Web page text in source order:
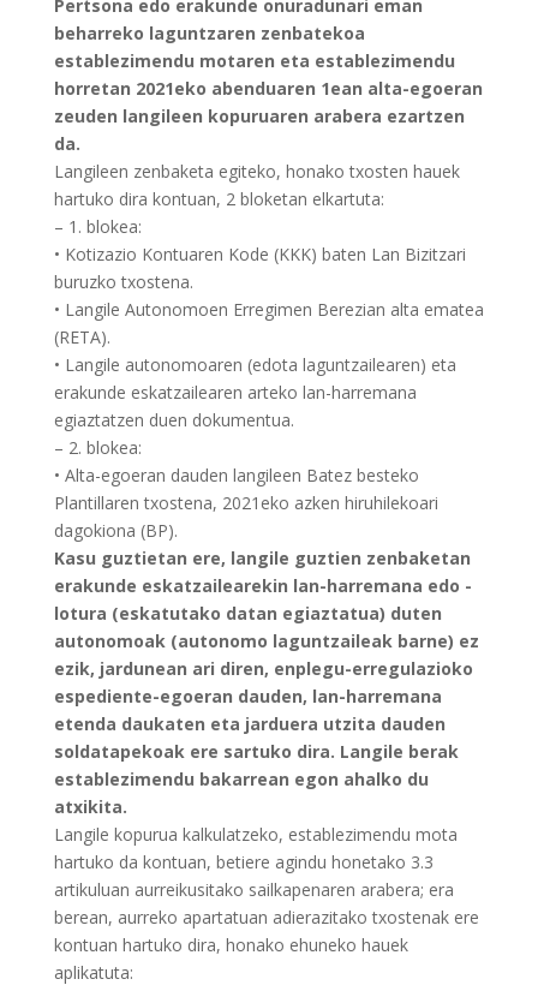
Pertsona edo erakunde onuradunari eman
beharreko laguntzaren zenbatekoa
establezimendu motaren eta establezimendu
horretan 2021eko abenduaren 1ean alta-egoeran
zeuden langileen kopuruaren arabera ezartzen
da.
Langileen zenbaketa egiteko, honako txosten hauek
hartuko dira kontuan, 2 bloketan elkartuta:
– 1. blokea:
• Kotizazio Kontuaren Kode (KKK) baten Lan Bizitzari
buruzko txostena.
• Langile Autonomoen Erregimen Berezian alta ematea
(RETA).
• Langile autonomoaren (edota laguntzailearen) eta
erakunde eskatzailearen arteko lan-harremana
egiaztatzen duen dokumentua.
– 2. blokea:
• Alta-egoeran dauden langileen Batez besteko
Plantillaren txostena, 2021eko azken hiruhilekoari
dagokiona (BP).
Kasu guztietan ere, langile guztien zenbaketan
erakunde eskatzailearekin lan-harremana edo -
lotura (eskatutako datan egiaztatua) duten
autonomoak (autonomo laguntzaileak barne) ez
ezik, jardunean ari diren, enplegu-erregulazioko
espediente-egoeran dauden, lan-harremana
etenda daukaten eta jarduera utzita dauden
soldatapekoak ere sartuko dira. Langile berak
establezimendu bakarrean egon ahalko du
atxikita.
Langile kopurua kalkulatzeko, establezimendu mota
hartuko da kontuan, betiere agindu honetako 3.3
artikuluan aurreikusitako sailkapenaren arabera; era
berean, aurreko apartatuan adierazitako txostenak ere
kontuan hartuko dira, honako ehuneko hauek
aplikatuta: